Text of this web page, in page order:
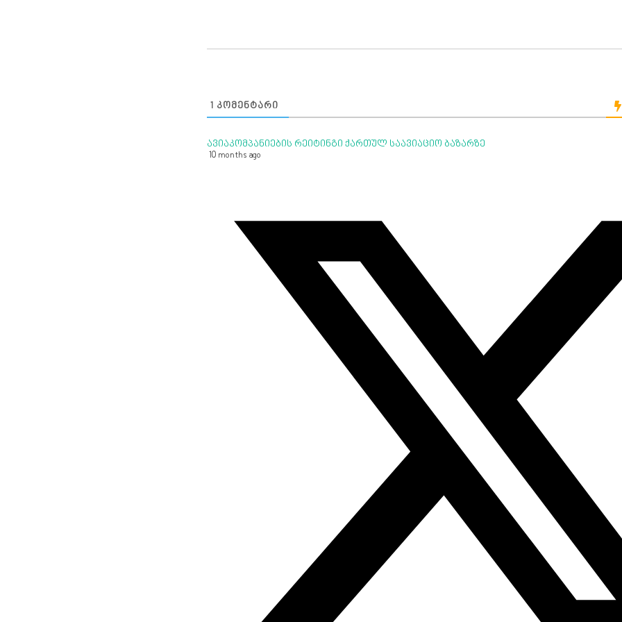
1 ᲙᲝᲛᲔᲜᲢᲐᲠᲘ
ავიაკომპანიების რეიტინგი ქართულ საავიაციო ბაზარზე
10 months ago